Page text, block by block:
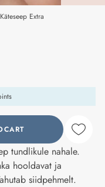
Käteseep Extra
tundlikule nahale.
hooldavat ja
siidpehmelt.